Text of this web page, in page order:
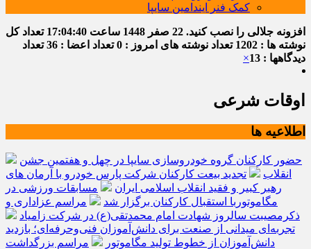
کمک فنر ایندامین سایپا
افزونه جلالی را نصب کنید. 22 صفر 1448 ساعت 17:04:41 تعداد کل
نوشته ها : 1202
تعداد نوشته های امروز : 0 تعداد اعضا : 36
تعداد
دیدگاهها : 13
×
اوقات شرعی
اطلاعیه ها
حضور کارکنان گروه خودروسازی سایپا در چهل و هفتمین جشن
انقلاب
تجدید بیعت کارکنان شرکت پارس خودرو با آرمان های
رهبر کبیر و فقید انقلاب اسلامی ایران
مسابقات ورزشی در
مگاموتوربا استقبال کارکنان برگزار شد
مراسم عزاداری و
ذکرمصیبت سالروز شهادت امام محمدتقی(ع) در شرکت زامیاد
تجربه‌ای میدانی از صنعت برای دانش‌آموزان فنی‌وحرفه‌ای؛ بازدید
دانش‌آموزان از خطوط تولید مگاموتور
مراسم بزرگداشت